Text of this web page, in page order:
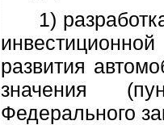
1)
развития
значения
Федерального